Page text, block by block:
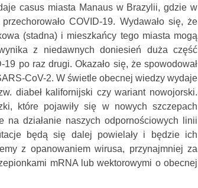
casus miasta Manaus w Brazylii, gdzie w
COVID-19. Wydawało się, że
(stadna) i mieszkańcy tego miasta mogą
z niedawnych doniesień duża część
po raz drugi. Okazało się, że spowodował
CoV-2. W świetle obecnej wiedzy wydaje
diabeł kalifornijski czy wariant nowojorski.
które pojawiły się w nowych szczepach
na działanie naszych odpornościowych linii
będą się dalej powielały i będzie ich
z opanowaniem wirusa, przynajmniej za
mRNA lub wektorowymi o obecnej